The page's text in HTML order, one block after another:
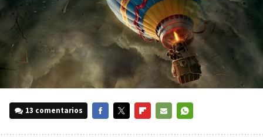
13 comentarios